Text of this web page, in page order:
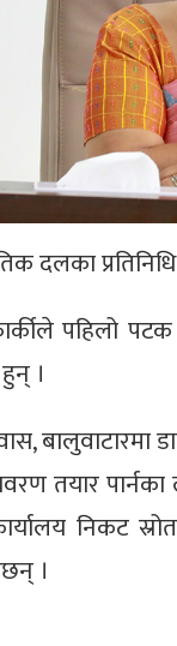
दलका
पहिलो
।
बालुवाटारमा
तयार
निकट
।